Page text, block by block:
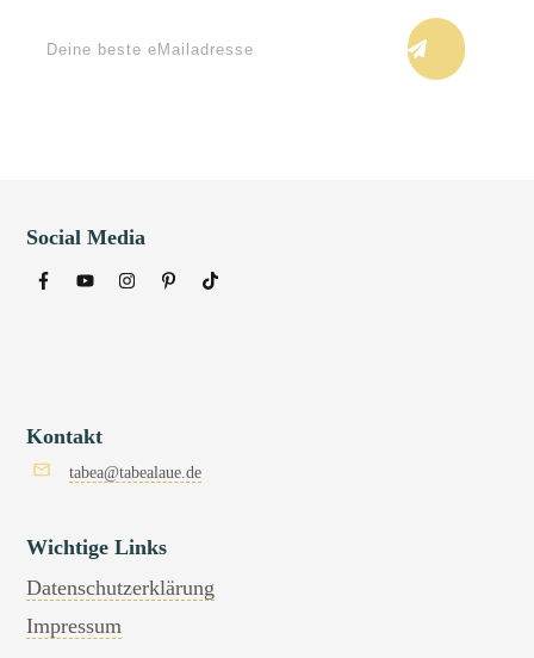
Social Media
Kontakt
tabea@tabealaue.de
Wichtige Links
Datenschutzerklärung
Impressum